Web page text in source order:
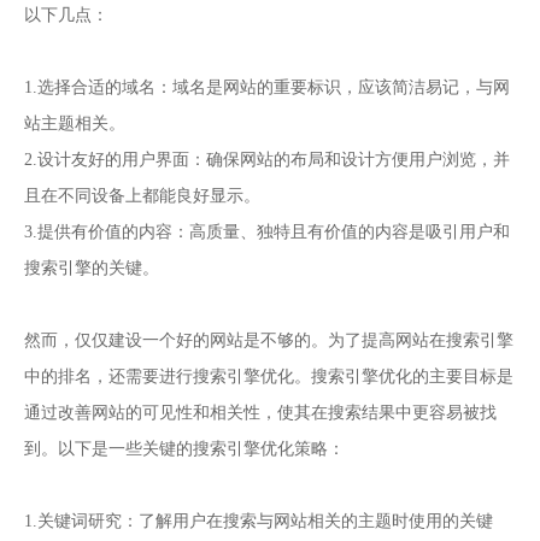
以下几点：
1.选择合适的域名：域名是网站的重要标识，应该简洁易记，与网
站主题相关。
2.设计友好的用户界面：确保网站的布局和设计方便用户浏览，并
且在不同设备上都能良好显示。
3.提供有价值的内容：高质量、独特且有价值的内容是吸引用户和
搜索引擎的关键。
然而，仅仅建设一个好的网站是不够的。为了提高网站在搜索引擎
中的排名，还需要进行搜索引擎优化。搜索引擎优化的主要目标是
通过改善网站的可见性和相关性，使其在搜索结果中更容易被找
到。以下是一些关键的搜索引擎优化策略：
1.关键词研究：了解用户在搜索与网站相关的主题时使用的关键